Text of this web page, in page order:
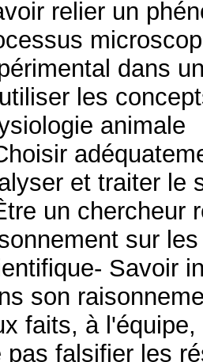
relier un
dans
les
animale
et traiter le
un chercheur
sur
Savoir
son
faits, à
pas falsifier les